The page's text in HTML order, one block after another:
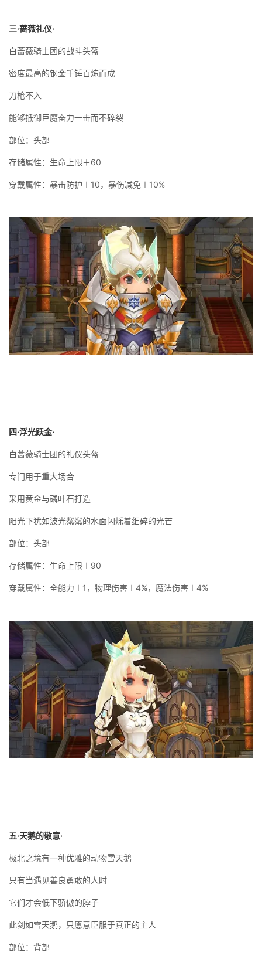
三·蔷薇礼仪·
白蔷薇骑士团的战斗头盔
密度最高的钢金千锤百炼而成
刀枪不入
能够抵御巨魔奋力一击而不碎裂
部位：头部
存储属性：生命上限＋60
穿戴属性：暴击防护＋10，暴伤减免＋10%
四·浮光跃金·
白蔷薇骑士团的礼仪头盔
专门用于重大场合
采用黄金与磷叶石打造
阳光下犹如波光粼粼的水面闪烁着细碎的光芒
部位：头部
存储属性：生命上限＋90
穿戴属性：全能力＋1，物理伤害＋4%，魔法伤害＋4%
五·天鹅的敬意·
极北之境有一种优雅的动物雪天鹅
只有当遇见善良勇敢的人时
它们才会低下骄傲的脖子
此剑如雪天鹅，只愿意臣服于真正的主人
部位：背部